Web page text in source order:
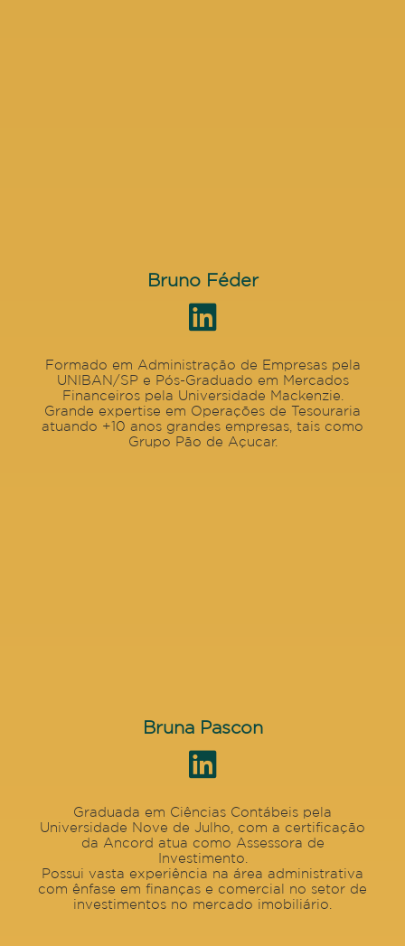
Bruno Féder
Formado em Administração de Empresas pela
UNIBAN/SP e Pós-Graduado em Mercados
Financeiros pela Universidade Mackenzie.
Grande expertise em Operações de Tesouraria
atuando +10 anos grandes empresas, tais como
Grupo Pão de Açucar.
Bruna Pascon
Graduada em Ciências Contábeis pela
Universidade Nove de Julho, com a certificação
da Ancord atua como Assessora de
Investimento.
Possui vasta experiência na área administrativa
com ênfase em finanças e comercial no setor de
investimentos no mercado imobiliário.